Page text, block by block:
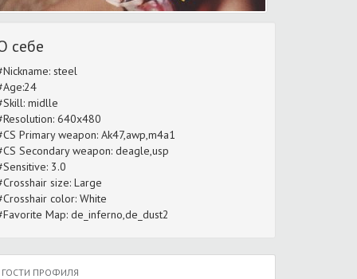
себе
steel
midlle
640x480
Primary weapon: Ak47,awp,m4a1
Secondary weapon: deagle,usp
3.0
size: Large
color: White
Map: de_inferno,de_dust2
ГОСТИ ПРОФИЛЯ